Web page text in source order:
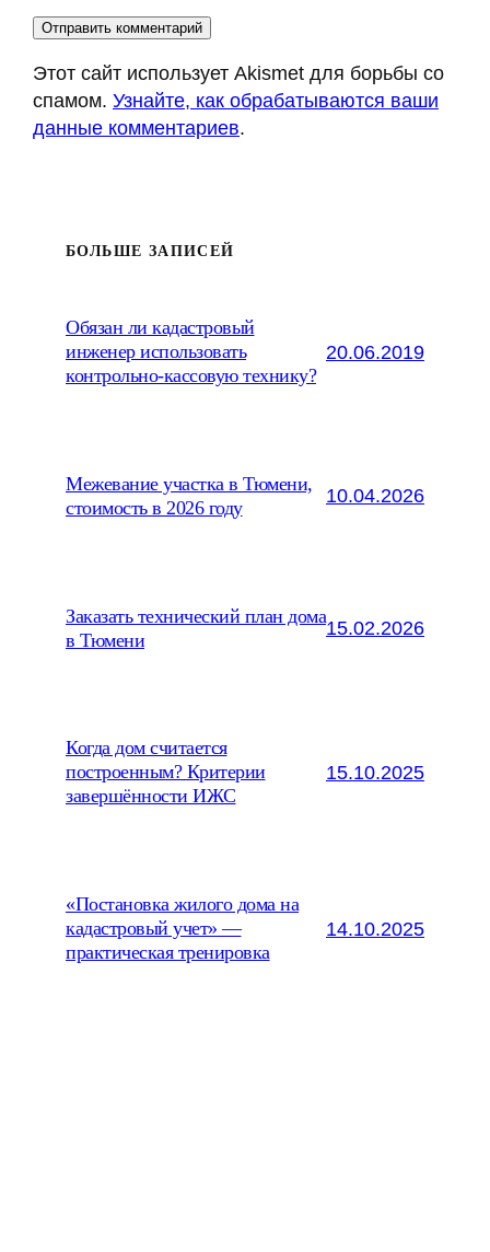
Этот сайт использует Akismet для борьбы со
спамом. Узнайте, как обрабатываются ваши
данные комментариев.
БОЛЬШЕ ЗАПИСЕЙ
Обязан ли кадастровый
инженер использовать
контрольно-кассовую технику?
20.06.2019
Межевание участка в Тюмени,
стоимость в 2026 году
10.04.2026
Заказать технический план дома
в Тюмени
15.02.2026
Когда дом считается
построенным? Критерии
завершённости ИЖС
15.10.2025
«Постановка жилого дома на
кадастровый учет» —
практическая тренировка
14.10.2025